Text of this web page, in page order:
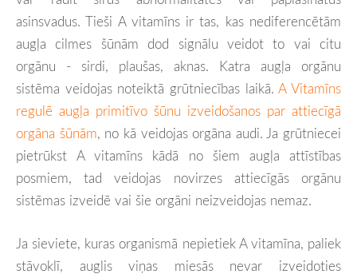
asinsvadus. Tieši A vitamīns ir tas, kas nediferencētām
augļa cilmes šūnām dod signālu veidot to vai citu
orgānu - sirdi, plaušas, aknas. Katra augļa orgānu
sistēma veidojas noteiktā grūtniecības laikā.A Vitamīns
regulē augļa primitīvo šūnu izveidošanos par attiecīgā
orgāna šūnām, no kā veidojas orgāna audi. Ja grūtniecei
pietrūkst A vitamīns kādā no šiem augļa attīstības
posmiem, tad veidojas novirzes attiecīgās orgānu
sistēmas izveidē vai šie orgāni neizveidojas nemaz.
Ja sieviete, kuras organismā nepietiek A vitamīna, paliek
stāvoklī, auglis viņas miesās nevar izveidoties